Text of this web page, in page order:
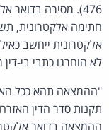
476). מסירה
לא הוחרגו כתבי בי-דין
"ההמצאה תהא ככל